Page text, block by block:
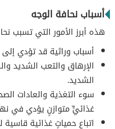
أسباب نحافة الوجه
هذه أبرز الأمور التي تسبب
أسباب وراثية قد تؤدي
الإرهاق والتعب الشديد
الشديد.
سوء التغذية والعادات
غذائيٍّ متوازنٍ يؤدي في
اتباع حمياتٍ غذائية